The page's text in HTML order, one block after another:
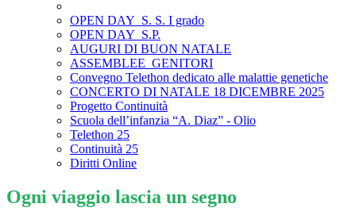
OPEN DAY_S. S. I grado
OPEN DAY_S.P.
AUGURI DI BUON NATALE
ASSEMBLEE_GENITORI
Convegno Telethon dedicato alle malattie genetiche
CONCERTO DI NATALE 18 DICEMBRE 2025
Progetto Continuità
Scuola dell’infanzia “A. Diaz” - Olio
Telethon 25
Continuità 25
Diritti Online
Ogni viaggio lascia un segno